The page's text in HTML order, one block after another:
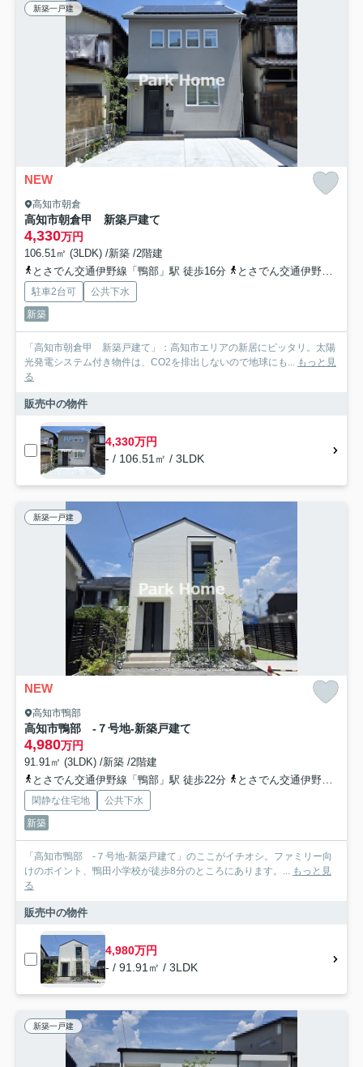
新築一戸建
NEW
高知市朝倉
高知市朝倉甲 新築戸建て
4,330万円
106.51㎡ (3LDK) /新築 /2階建
とさでん交通伊野線「鴨部」駅 徒歩16分
とさでん交通伊野線「曙町東町」駅 徒歩18分
駐車2台可
公共下水
新築
「高知市朝倉甲 新築戸建て」：高知市エリアの新居にピッタリ。太陽
光発電システム付き物件は、CO2を排出しないので地球にも... もっと見
る
販売中の物件
4,330万円
- / 106.51㎡ / 3LDK
新築一戸建
NEW
高知市鴨部
高知市鴨部 -７号地-新築戸建て
4,980万円
91.91㎡ (3LDK) /新築 /2階建
とさでん交通伊野線「鴨部」駅 徒歩22分
とさでん交通伊野線「蛍橋」駅 徒歩23分
閑静な住宅地
公共下水
新築
「高知市鴨部 -７号地-新築戸建て」のここがイチオシ。ファミリー向
けのポイント、鴨田小学校が徒歩8分のところにあります。... もっと見
る
販売中の物件
4,980万円
- / 91.91㎡ / 3LDK
新築一戸建